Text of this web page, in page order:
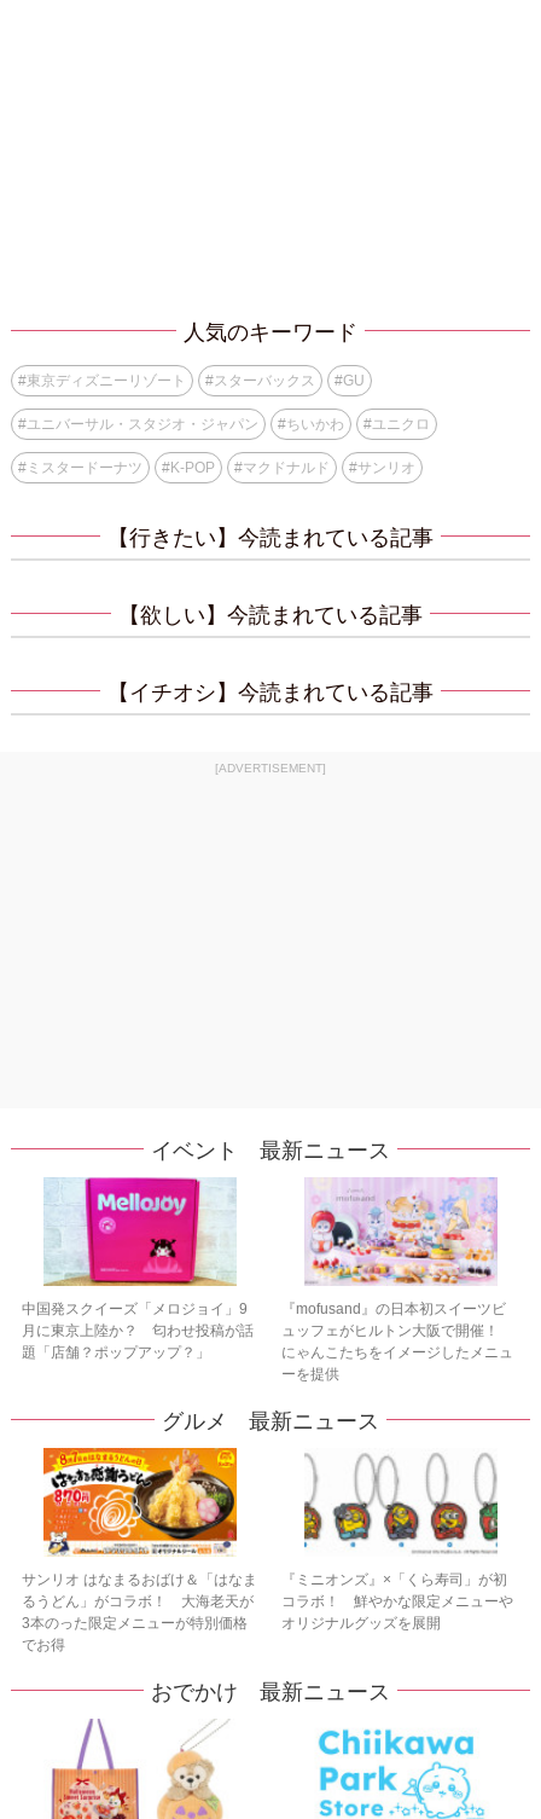
人気のキーワード
#東京ディズニーリゾート #スターバックス #GU
#ユニバーサル・スタジオ・ジャパン #ちいかわ #ユニクロ
#ミスタードーナツ #K-POP #マクドナルド #サンリオ
【行きたい】今読まれている記事
【欲しい】今読まれている記事
【イチオシ】今読まれている記事
[ADVERTISEMENT]
イベント 最新ニュース
中国発スクイーズ「メロジョイ」9
月に東京上陸か？ 匂わせ投稿が話
題「店舗？ポップアップ？」
『mofusand』の日本初スイーツビ
ュッフェがヒルトン大阪で開催！
にゃんこたちをイメージしたメニュ
ーを提供
グルメ 最新ニュース
サンリオ はなまるおばけ＆「はなま
るうどん」がコラボ！ 大海老天が
3本のった限定メニューが特別価格
でお得
『ミニオンズ』×「くら寿司」が初
コラボ！ 鮮やかな限定メニューや
オリジナルグッズを展開
おでかけ 最新ニュース